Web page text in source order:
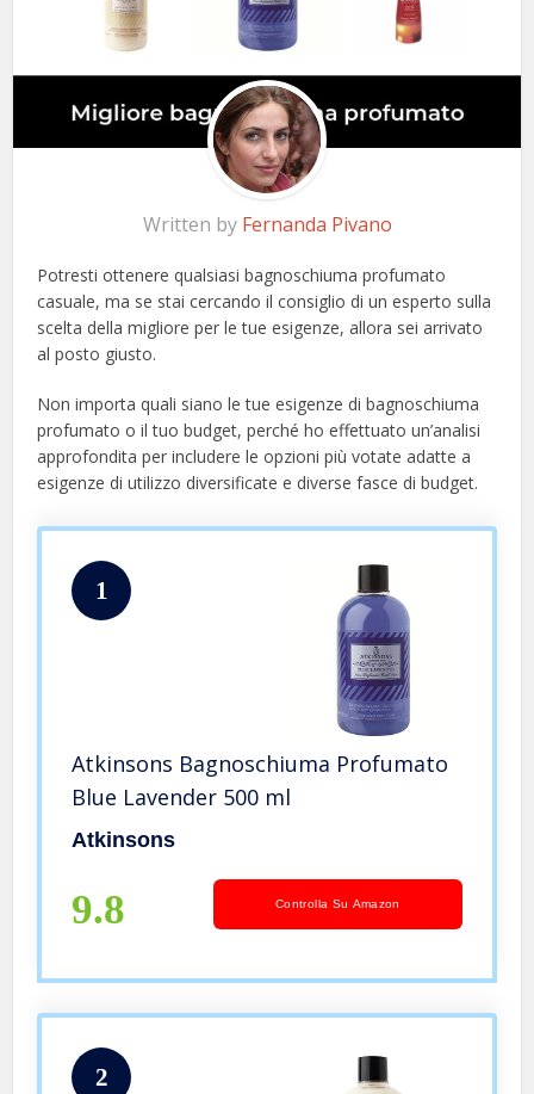
Written by Fernanda Pivano
Potresti ottenere qualsiasi bagnoschiuma profumato
casuale, ma se stai cercando il consiglio di un esperto sulla
scelta della migliore per le tue esigenze, allora sei arrivato
al posto giusto.
Non importa quali siano le tue esigenze di bagnoschiuma
profumato o il tuo budget, perché ho effettuato un’analisi
approfondita per includere le opzioni più votate adatte a
esigenze di utilizzo diversificate e diverse fasce di budget.
1
Atkinsons Bagnoschiuma Profumato
Blue Lavender 500 ml
Atkinsons
9.8 Controlla Su Amazon
2